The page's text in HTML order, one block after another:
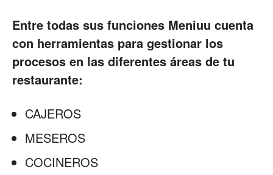
Entre todas sus funciones Meniuu cuenta
con herramientas para gestionar los
procesos en las diferentes áreas de tu
restaurante:
CAJEROS
MESEROS
COCINEROS